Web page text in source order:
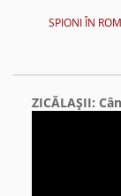
SPIONI ÎN
ZICĂLAŞII: